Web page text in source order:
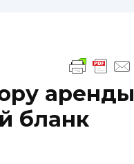
аренды
бланк